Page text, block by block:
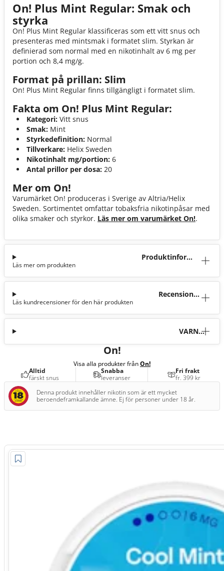
On! Plus Mint Regular: Smak och
styrka
On! Plus Mint Regular klassificeras som ett vitt snus och
presenteras med mintsmak i formatet slim. Styrkan är
definierad som normal med en nikotinhalt av 6 mg per
portion och 8,4 mg/g.
Format på prillan: Slim
On! Plus Mint Regular finns tillgängligt i formatet slim.
Fakta om On! Plus Mint Regular:
Kategori: Vitt snus
Smak: Mint
Styrkedefinition: Normal
Tillverkare: Helix Sweden
Nikotinhalt mg/portion: 6
Antal prillor per dosa: 20
Mer om On!
Varumärket On! produceras i Sverige av Altria/Helix
Sweden. Sortimentet omfattar tobaksfria nikotinpåsar med
olika smaker och styrkor. Läs mer om varumärket On!.
Produktinforma
Läs mer om produkten
Recensioner
Läs kundrecensioner för den här produkten
VARNI
On!
Visa alla produkter frånOn!
Alltid
färskt snus
Snabba
leveranser
Fri frakt
fr. 399 kr
Denna produkt innehåller nikotin som är ett mycket
beroendeframkallande ämne. Ej för personer under 18 år.